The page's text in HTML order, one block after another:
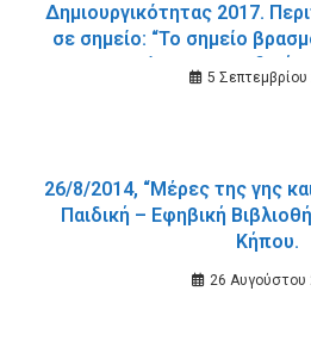
Δημιουργικότητας 2017.
σε σημείο: “Το σημείο
για το θυμό.”, στην Παιδική-
του Δημοτικού
5 Σεπτεμβρίου
26/8/2014, “Μέρες της γης
Παιδική – Εφηβική
Κήπου.
26 Αυγούστου